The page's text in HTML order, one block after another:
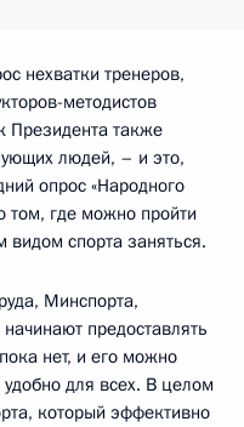
нехватки тренеров,
методистов
Президента также
людей, – и это,
опрос «Народного
том, где можно пройти
спорта заняться.
Минспорта,
предоставлять
нет, и его можно
удобно для всех. В целом
который эффективно